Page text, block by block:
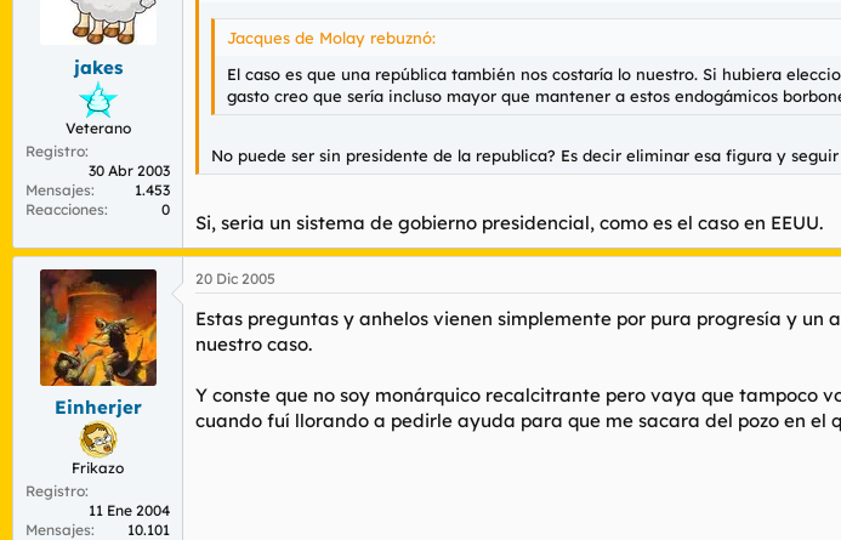
jakes
Veterano
Registro
30 Abr 2003
Mensajes
1.453
Reacciones
0
Jacques de Molay rebuznó:
El caso es que una república también nos costaría lo nuestro. Si hubiera
gasto creo que sería incluso mayor que mantener a estos endogámicos
No puede ser sin presidente de la republica? Es decir eliminar esa figura y
Si, seria un sistema de gobierno presidencial, como es el caso en EEUU.
Einherjer
Frikazo
Registro
11 Ene 2004
Mensajes
10.101
20 Dic 2005
Estas preguntas y anhelos vienen simplemente por pura progresía y
nuestro caso.
Y conste que no soy monárquico recalcitrante pero vaya que tampoco
cuando fuí llorando a pedirle ayuda para que me sacara del pozo en el